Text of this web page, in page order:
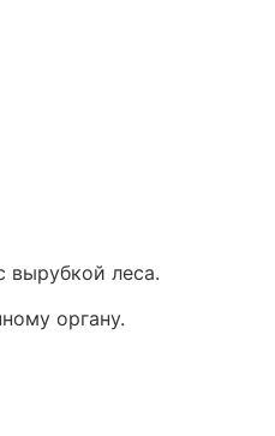
вырубкой леса.
органу.